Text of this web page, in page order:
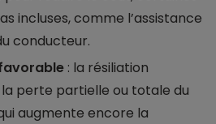
incluses, comme l’assistance
conducteur.
: la résiliation
perte partielle ou totale du
augmente encore la